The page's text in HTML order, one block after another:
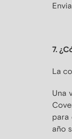
7.
La
Una
para
año